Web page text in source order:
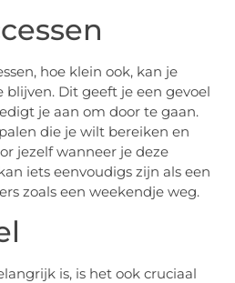
hoe klein ook, kan je
Dit geeft je een gevoel
je aan om door te gaan.
die je wilt bereiken en
jezelf wanneer je deze
iets eenvoudigs zijn als een
zoals een weekendje weg.
is, is het ook cruciaal